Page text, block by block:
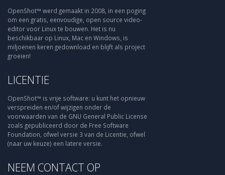
OpenShot™ werd gemaakt in 2008, in een poging
om een gratis, eenvoudige, open source video-
editor voor Linux te bouwen. Het is nu
beschikbaar op Linux, Mac en Windows, is
miljoenen keren gedownload en blijft als project
groeien!
LICENTIE
OpenShot™ is vrije software: u kunt het opnieuw
verspreiden en/of wijzigen onder de
voorwaarden van de GNU General Public License
zoals gepubliceerd door de Free Software
Foundation, ofwel versie 3 van de Licentie, ofwel
(naar uw keuze) een latere versie.
NEEM CONTACT OP